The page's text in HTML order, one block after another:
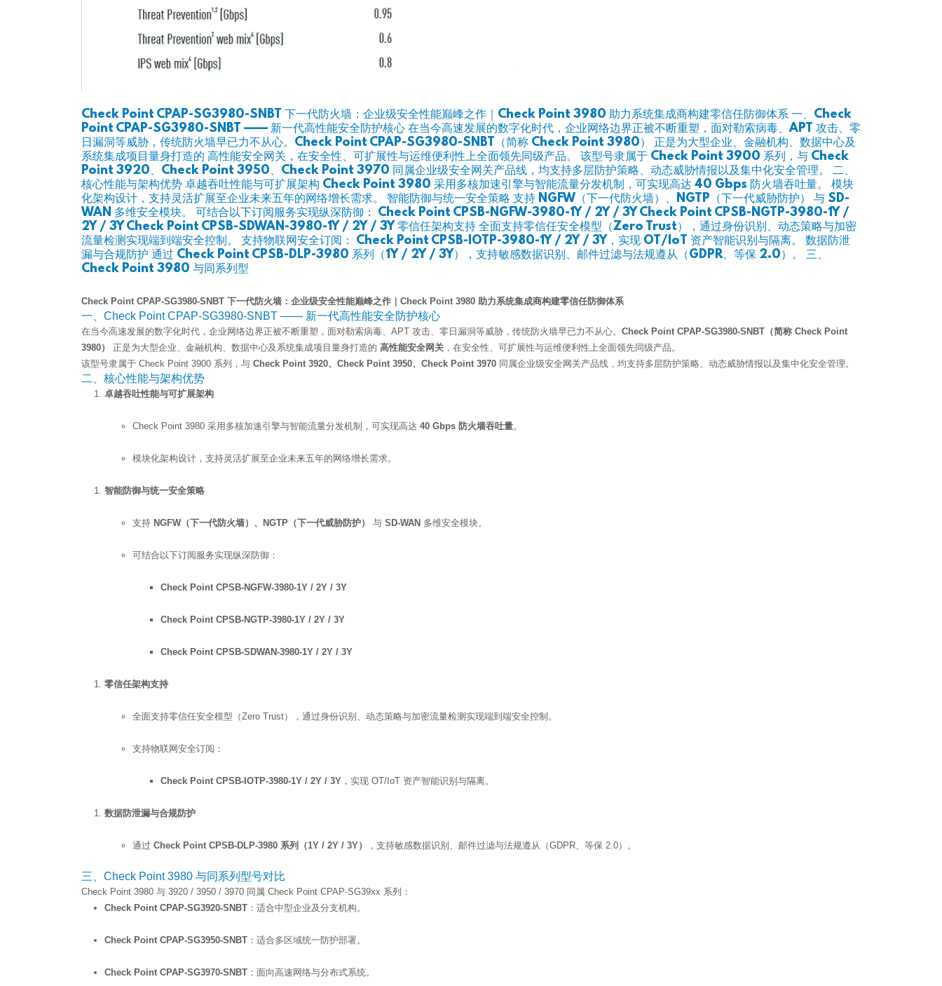
Check Point CPAP-SG3980-SNBT 下一代防火墙：企业级安全性能巅峰之作｜Check Point 3980 助力系统集成商构建零信任防御体系 一、Check
Point CPAP-SG3980-SNBT —— 新一代高性能安全防护核心 在当今高速发展的数字化时代，企业网络边界正被不断重塑，面对勒索病毒、APT 攻击、零
日漏洞等威胁，传统防火墙早已力不从心。Check Point CPAP-SG3980-SNBT（简称 Check Point 3980） 正是为大型企业、金融机构、数据中心及
系统集成项目量身打造的 高性能安全网关，在安全性、可扩展性与运维便利性上全面领先同级产品。 该型号隶属于 Check Point 3900 系列，与 Check
Point 3920、Check Point 3950、Check Point 3970 同属企业级安全网关产品线，均支持多层防护策略、动态威胁情报以及集中化安全管理。 二、
核心性能与架构优势 卓越吞吐性能与可扩展架构 Check Point 3980 采用多核加速引擎与智能流量分发机制，可实现高达 40 Gbps 防火墙吞吐量。 模块
化架构设计，支持灵活扩展至企业未来五年的网络增长需求。 智能防御与统一安全策略 支持 NGFW（下一代防火墙）、NGTP（下一代威胁防护） 与 SD-
WAN 多维安全模块。 可结合以下订阅服务实现纵深防御： Check Point CPSB-NGFW-3980-1Y / 2Y / 3Y Check Point CPSB-NGTP-3980-1Y /
2Y / 3Y Check Point CPSB-SDWAN-3980-1Y / 2Y / 3Y 零信任架构支持 全面支持零信任安全模型（Zero Trust），通过身份识别、动态策略与加密
流量检测实现端到端安全控制。 支持物联网安全订阅： Check Point CPSB-IOTP-3980-1Y / 2Y / 3Y，实现 OT/IoT 资产智能识别与隔离。 数据防泄
漏与合规防护 通过 Check Point CPSB-DLP-3980 系列（1Y / 2Y / 3Y），支持敏感数据识别、邮件过滤与法规遵从（GDPR、等保 2.0）。 三、
Check Point 3980 与同系列型
Check Point CPAP-SG3980-SNBT 下一代防火墙：企业级安全性能巅峰之作｜Check Point 3980 助力系统集成商构建零信任防御体系
一、Check Point CPAP-SG3980-SNBT —— 新一代高性能安全防护核心
在当今高速发展的数字化时代，企业网络边界正被不断重塑，面对勒索病毒、APT 攻击、零日漏洞等威胁，传统防火墙早已力不从心。 Check Point CPAP-SG3980-SNBT（简称 Check Point
3980）
正是为大型企业、金融机构、数据中心及系统集成项目量身打造的 高性能安全网关 ，在安全性、可扩展性与运维便利性上全面领先同级产品。
该型号隶属于 Check Point 3900 系列，与 Check Point 3920、Check Point 3950、Check Point 3970 同属企业级安全网关产品线，均支持多层防护策略、动态威胁情报以及集中化安全管理。
二、核心性能与架构优势
卓越吞吐性能与可扩展架构
Check Point 3980 采用多核加速引擎与智能流量分发机制，可实现高达 40 Gbps 防火墙吞吐量。
模块化架构设计，支持灵活扩展至企业未来五年的网络增长需求。
智能防御与统一安全策略
支持 NGFW（下一代防火墙）、NGTP（下一代威胁防护） 与 SD-WAN 多维安全模块。
可结合以下订阅服务实现纵深防御：
Check Point CPSB-NGFW-3980-1Y / 2Y / 3Y
Check Point CPSB-NGTP-3980-1Y / 2Y / 3Y
Check Point CPSB-SDWAN-3980-1Y / 2Y / 3Y
零信任架构支持
全面支持零信任安全模型（Zero Trust），通过身份识别、动态策略与加密流量检测实现端到端安全控制。
支持物联网安全订阅：
Check Point CPSB-IOTP-3980-1Y / 2Y / 3Y，实现 OT/IoT 资产智能识别与隔离。
数据防泄漏与合规防护
通过 Check Point CPSB-DLP-3980 系列（1Y / 2Y / 3Y） ，支持敏感数据识别、邮件过滤与法规遵从（GDPR、等保 2.0）。
三、Check Point 3980 与同系列型号对比
Check Point 3980 与 3920 / 3950 / 3970 同属 Check Point CPAP-SG39xx 系列：
Check Point CPAP-SG3920-SNBT：适合中型企业及分支机构。
Check Point CPAP-SG3950-SNBT：适合多区域统一防护部署。
Check Point CPAP-SG3970-SNBT：面向高速网络与分布式系统。